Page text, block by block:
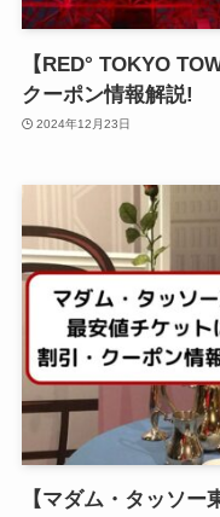
【RED° TOKYO
クーポン情報解説!
2024年12月23日
【マダム・タッソー